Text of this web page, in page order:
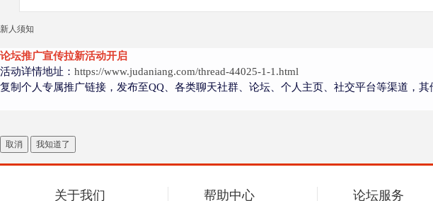
好
者
新人须知
论坛推广宣传拉新活动开启
活动详情地址： https://www.judaniang.com/thread-44025-1-1.html
复制个人专属推广链接，发布至QQ、各类聊天社群、论坛、个人主页、社交平台等渠道，
取消 我知道了
关于我们 帮助中心 论坛服务